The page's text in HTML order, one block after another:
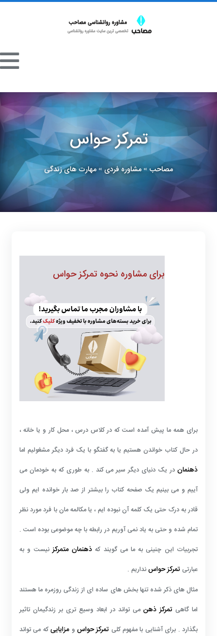
تمرکز حواس
مصاحب » مشاوره فردی »مهارت های زندگی
برای مشاوره نحوه تمرکز حواس
برای همه ما پیش آمده است که در کلاس درس ، محل کار و یا خانه ،
در حال کتاب خواندن هستیم یا به گفتگو با یک فرد دیگر مشغولیم اما
ذهنمان در یک دنیای دیگر سیر می کند . به طوری که به خودمان می
آییم و می بینیم یک صفحه کتاب را بیشتر از صد بار خوانده ایم ولی
قادر به درک حتی یک کلمه آن نبوده ایم ، یا مکالمه مان با فرد مورد نظر
تمام شده و حتی به یاد نمی آوریم در رابطه با چه موضوعی بوده است .
تجربیات این چنینی به ما می گویند کهذهنمان متمرکزنیست و به
عبارتیتمرکز حواسنداریم .
مثال های ذکر شده تنها بخش های ساده ای از زندگی روزمره ما هستند
اما گاهی تمرکز ذهن می تواند در ابعاد وسیع تری بر زندگیمان تاثیر
بگذارد . برای آشنایی با مفهوم کلی تمرکز حواس و مزایاییکه می تواند